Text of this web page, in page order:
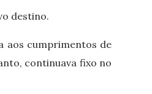
destino.
aos cumprimentos de
continuava fixo no